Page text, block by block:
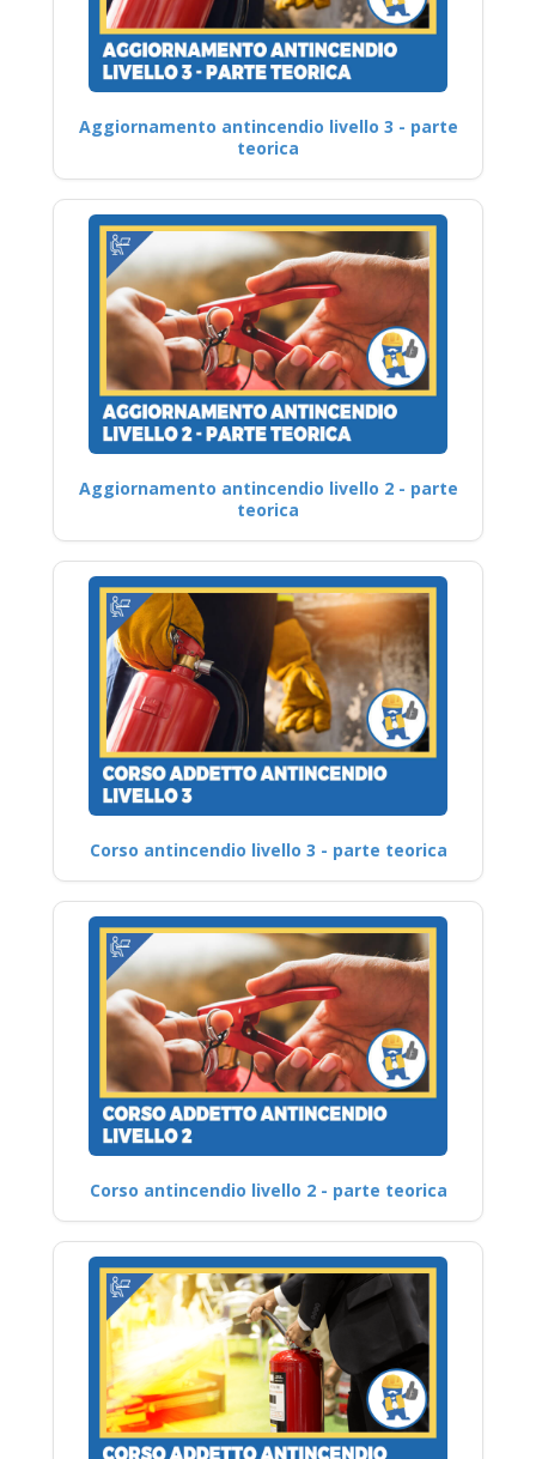
Aggiornamento antincendio livello 3 - parte
teorica
Aggiornamento antincendio livello 2 - parte
teorica
Corso antincendio livello 3 - parte teorica
Corso antincendio livello 2 - parte teorica